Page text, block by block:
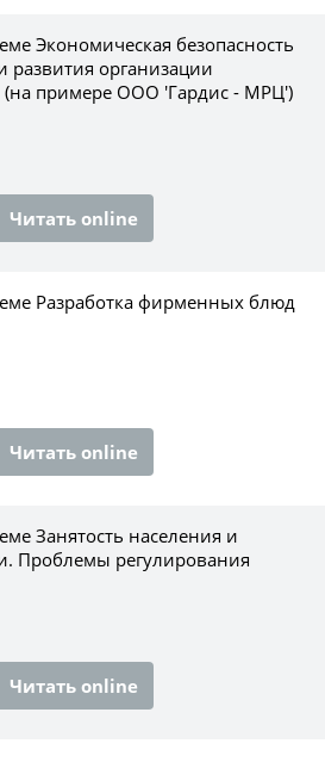
Экономическая безопасность
организации
(на примере ООО 'Гардис - МРЦ')
Читать online
Разработка фирменных блюд
Читать online
Занятость населения и
Проблемы регулирования
Читать online